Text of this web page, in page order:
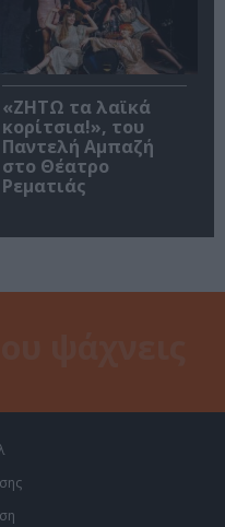
«ΖΗΤΩ τα λαϊκά
κορίτσια!», του
Παντελή Αμπαζή
στο Θέατρο
Ρεματιάς